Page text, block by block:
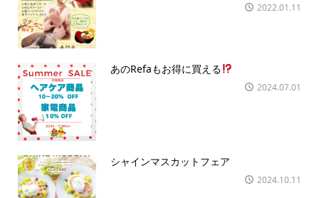
2022.01.11
あのRefaもお得に買える
2024.07.01
シャインマスカットフェア
2024.10.11